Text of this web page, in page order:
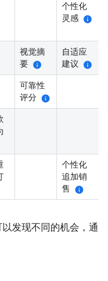
个性化
灵感 info
视觉摘
要 info
自适应
建议 info
可靠性
评分 info
个性化
追加销
售 info
发现不同的机会，通